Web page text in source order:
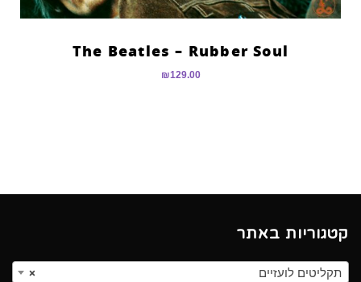
The Beatles – Rubber Soul
₪129.00
קטגוריות באתר
× תקליטים לועזיים